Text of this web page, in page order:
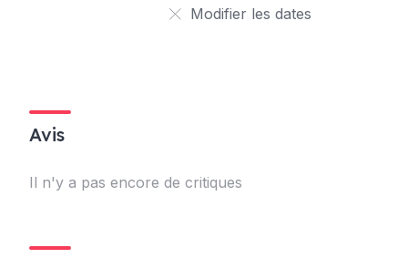
Modifier les dates
Avis
Il n'y a pas encore de critiques